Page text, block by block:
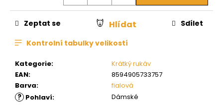
Kategorie:
Krátký rukáv
EAN:
8594905733757
Barva: fialová
? Pohlaví: Dámské
Zeptat se Hlídat Sdílet
Kontrolní tabulky velikostí